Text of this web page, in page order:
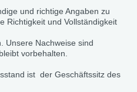
und richtige Angaben zu
Richtigkeit und Vollständigkeit
Nachweise sind
vorbehalten.
ist der Geschäftssitz des